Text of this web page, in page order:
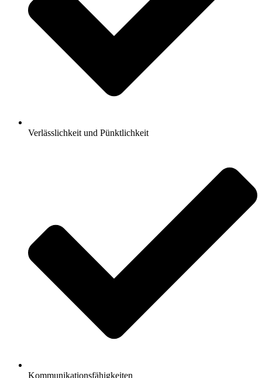
Verlässlichkeit und Pünktlichkeit
Kommunikationsfähigkeiten